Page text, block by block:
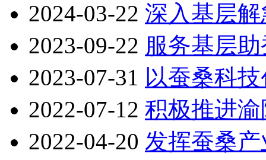
2024-03-22 深入基层
2023-09-22 服务基层
2023-07-31 以蚕桑科
2022-07-12 积极推进
2022-04-20 发挥蚕桑